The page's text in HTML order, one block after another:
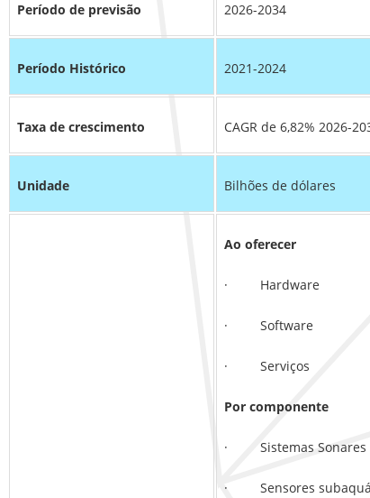
Período de previsão 2026-2034
Período Histórico 2021-2024
Taxa de crescimento CAGR de 6,82% 2026-
Unidade Bilhões de dólares
Ao oferecer
· Hardware
· Software
· Serviços
Por componente
· Sistemas Sonares
· Sensores